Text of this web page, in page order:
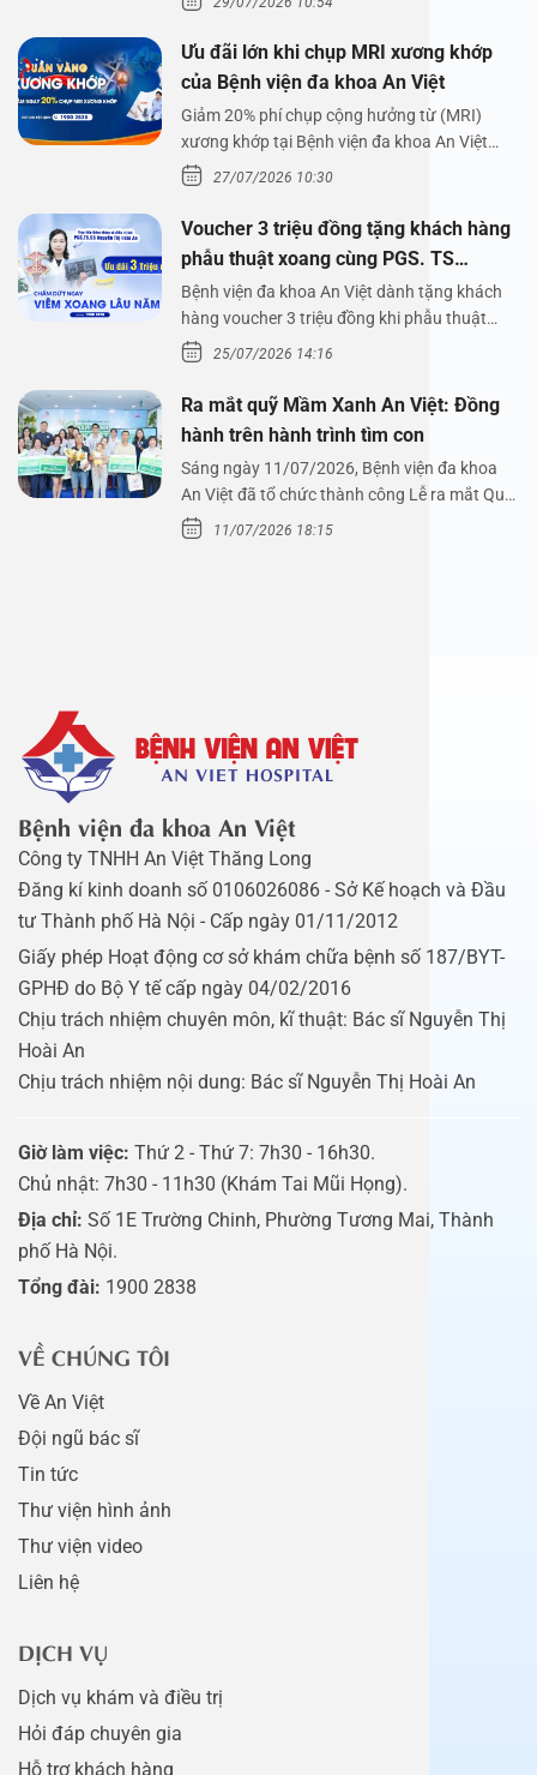
Ưu đãi lớn khi chụp MRI xương khớp
của Bệnh viện đa khoa An Việt
Giảm 20% phí chụp cộng hưởng từ (MRI)
xương khớp tại Bệnh viện đa khoa An Việt
Bệnh viện đa…
27/07/2026 10:30
Voucher 3 triệu đồng tặng khách hàng
phẫu thuật xoang cùng PGS. TS
Nguyễn Thị Hoài An
Bệnh viện đa khoa An Việt dành tặng khách
hàng voucher 3 triệu đồng khi phẫu thuật
xoang cùng PGS.…
25/07/2026 14:16
Ra mắt quỹ Mầm Xanh An Việt: Đồng
hành trên hành trình tìm con
Sáng ngày 11/07/2026, Bệnh viện đa khoa
An Việt đã tổ chức thành công Lễ ra mắt Quỹ
Mầm Xanh…
11/07/2026 18:15
Bệnh viện đa khoa An Việt
Công ty TNHH An Việt Thăng Long
Đăng kí kinh doanh số 0106026086 - Sở Kế hoạch và Đầu
tư Thành phố Hà Nội - Cấp ngày 01/11/2012
Giấy phép Hoạt động cơ sở khám chữa bệnh số 187/BYT-
GPHĐ do Bộ Y tế cấp ngày 04/02/2016
Chịu trách nhiệm chuyên môn, kĩ thuật: Bác sĩ Nguyễn Thị
Hoài An
Chịu trách nhiệm nội dung: Bác sĩ Nguyễn Thị Hoài An
Giờ làm việc: Thứ 2 - Thứ 7: 7h30 - 16h30.
Chủ nhật: 7h30 - 11h30 (Khám Tai Mũi Họng).
Địa chỉ: Số 1E Trường Chinh, Phường Tương Mai, Thành
phố Hà Nội.
Tổng đài: 1900 2838
VỀ CHÚNG TÔI
Về An Việt
Đội ngũ bác sĩ
Tin tức
Thư viện hình ảnh
Thư viện video
Liên hệ
DỊCH VỤ
Dịch vụ khám và điều trị
Hỏi đáp chuyên gia
Hỗ trợ khách hàng